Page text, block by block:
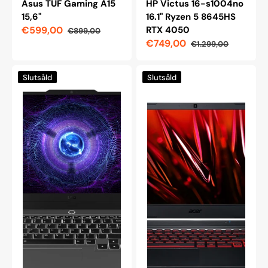
Asus TUF Gaming A15
15,6"
Reapris
€599,00
Ordinarie
€899,00
HP Victus 16-s1004no
16.1" Ryzen 5 8645HS
RTX 4050
Reapris
€749,00
Ordinarie
€1.299,00
Lenovo
LOQ
15APR9
15,6"
Gaminglaptop,
Ryzen
7435HS
RTX
4070
Slutsåld
Acer
Nitro
AN515-
45-
R0J5
Gaminglaptop
Slutsåld